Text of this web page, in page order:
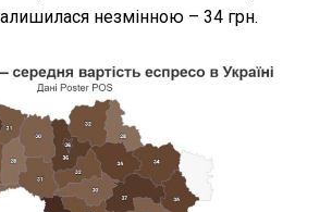
незмінною – 34 грн.